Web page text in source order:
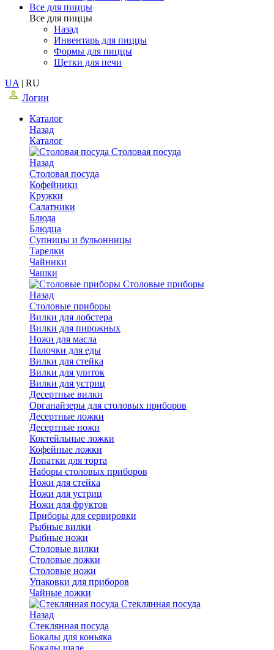
Все для пиццы
Все для пиццы
Назад
Инвентарь для пиццы
Формы для пиццы
Щетки для печи
UA | RU
Логин
Каталог
Назад
Каталог
Столовая посуда
Назад
Столовая посуда
Кофейники
Кружки
Салатники
Блюда
Блюдца
Супницы и бульонницы
Тарелки
Чайники
Чашки
Cтоловые приборы
Назад
Cтоловые приборы
Вилки для лобстера
Вилки для пирожных
Ножи для масла
Палочки для еды
Вилки для стейка
Вилки для улиток
Вилки для устриц
Десертные вилки
Органайзеры для столовых приборов
Десертные ложки
Десертные ножи
Коктейльные ложки
Кофейные ложки
Лопатки для торта
Наборы столовых приборов
Ножи для стейка
Ножи для устриц
Ножи для фруктов
Приборы для сервировки
Рыбные вилки
Рыбные ножи
Столовые вилки
Столовые ложки
Столовые ножи
Упаковки для приборов
Чайные ложки
Стеклянная посуда
Назад
Стеклянная посуда
Бокалы для коньяка